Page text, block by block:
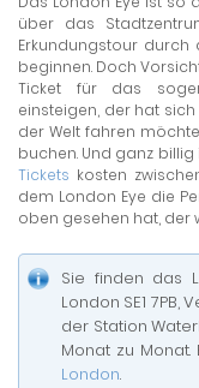
über das
Erkundungstour
beginnen. Doch
Ticket für das
einsteigen, der hat
der Welt fahren
buchen. Und ganz
Tickets kosten
dem London Eye die
oben gesehen hat, der
Sie finden das
London SE1
der Station
Monat zu Monat.
London.